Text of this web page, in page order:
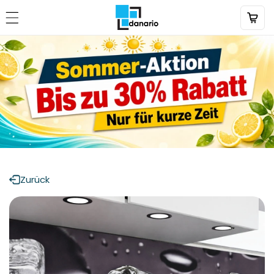
zum
Inhalt
Zurück